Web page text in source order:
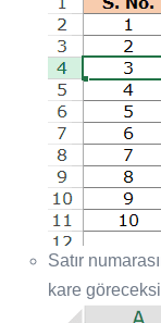
Satır
kare